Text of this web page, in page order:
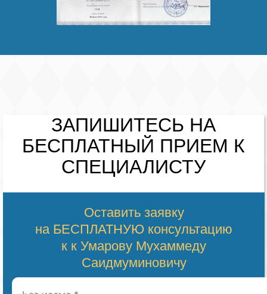
ЗАПИШИТЕСЬ НА
БЕСПЛАТНЫЙ ПРИЕМ К
СПЕЦИАЛИСТУ
Оставить заявку
на БЕСПЛАТНУЮ консультацию
к к Умарову Мухаммеду
Саидмуминовичу